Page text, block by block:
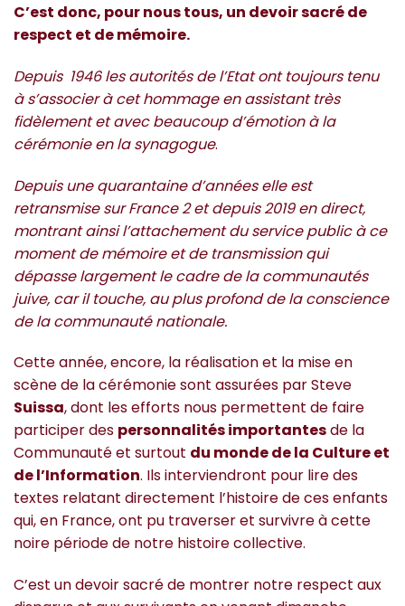
C’est donc, pour nous tous, un devoir sacré de
respect et de mémoire.
Depuis 1946 les autorités de l’Etat ont toujours tenu
à s’associer à cet hommage en assistant très
fidèlement et avec beaucoup d’émotion à la
cérémonie en la synagogue.
Depuis une quarantaine d’années elle est
retransmise sur France 2 et depuis 2019 en direct,
montrant ainsi l’attachement du service public à ce
moment de mémoire et de transmission qui
dépasse largement le cadre de la communautés
juive, car il touche, au plus profond de la conscience
de la communauté nationale.
Cette année, encore, la réalisation et la mise en
scène de la cérémonie sont assurées par Steve
Suissa, dont les efforts nous permettent de faire
participer des personnalités importantesde la
Communauté et surtout du monde de la Culture et
de l’Information. Ils interviendront pour lire des
textes relatant directement l’histoire de ces enfants
qui, en France, ont pu traverser et survivre à cette
noire période de notre histoire collective.
C’est un devoir sacré de montrer notre respect aux